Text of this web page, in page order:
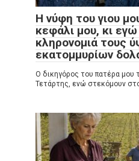
Η νύφη του γιου
κεφάλι μου, κι
κληρονομιά τους
εκατομμυρίων
Ο δικηγόρος του πατέρα μου
Τετάρτης, ενώ στεκόμουν